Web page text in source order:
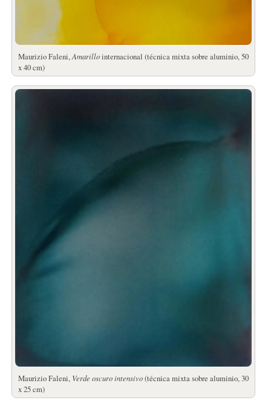
Maurizio Faleni,Amarillointernacional (técnica mixta sobre aluminio, 50
x 40 cm)
Maurizio Faleni, Verde oscuro intensivo(técnica mixta sobre aluminio, 30
x 25 cm)